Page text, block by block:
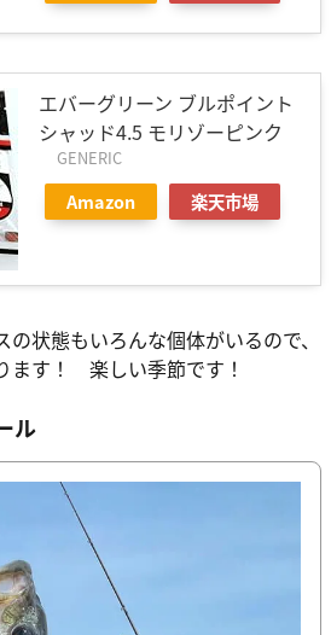
エバーグリーン ブルポイント
シャッド4.5 モリゾーピンク
GENERIC
Amazon 楽天市場
状態もいろんな個体がいるので、
ます！ 楽しい季節です！
ル